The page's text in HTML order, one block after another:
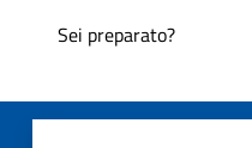
Sei preparato?